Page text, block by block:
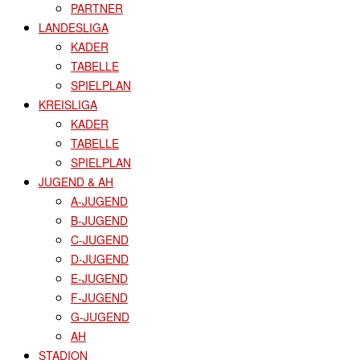
PARTNER
LANDESLIGA
KADER
TABELLE
SPIELPLAN
KREISLIGA
KADER
TABELLE
SPIELPLAN
JUGEND & AH
A-JUGEND
B-JUGEND
C-JUGEND
D-JUGEND
E-JUGEND
F-JUGEND
G-JUGEND
AH
STADION